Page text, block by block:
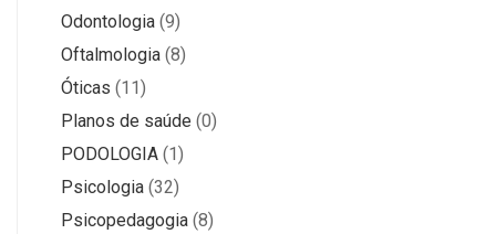
Odontologia (9)
Oftalmologia (8)
Óticas (11)
Planos de saúde (0)
PODOLOGIA (1)
Psicologia (32)
Psicopedagogia (8)